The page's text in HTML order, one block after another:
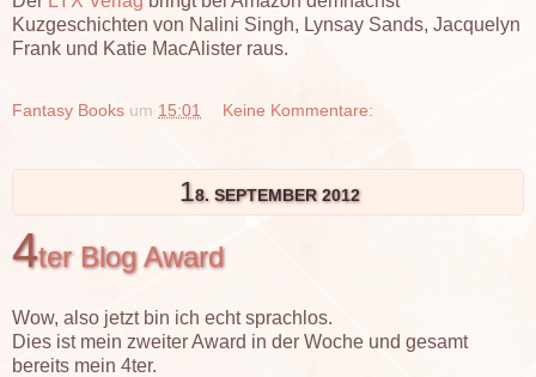
Kuzgeschichten von Nalini Singh, Lynsay Sands, Jacquelyn
Frank und Katie MacAlister raus.
Fantasy Books um 15:01 Keine Kommentare:
18. SEPTEMBER 2012
4ter Blog Award
Wow, also jetzt bin ich echt sprachlos.
Dies ist mein zweiter Award in der Woche und gesamt
bereits mein 4ter.